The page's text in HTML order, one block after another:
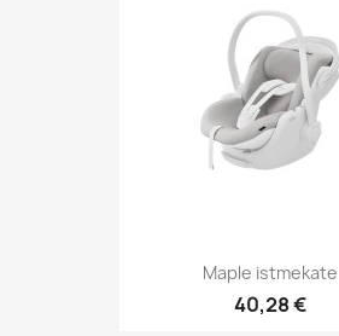
Maple istmekate
40,28 €